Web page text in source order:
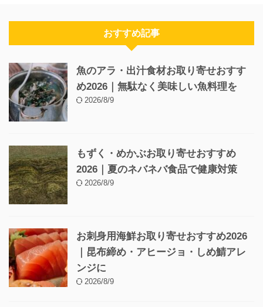
おすすめ記事
魚のアラ・出汁食材お取り寄せおすす
め2026｜無駄なく美味しい魚料理を
2026/8/9
もずく・めかぶお取り寄せおすすめ
2026｜夏のネバネバ食品で健康対策
2026/8/9
お刺身用海鮮お取り寄せおすすめ2026
｜昆布締め・アヒージョ・しめ鯖アレ
ンジに
2026/8/9